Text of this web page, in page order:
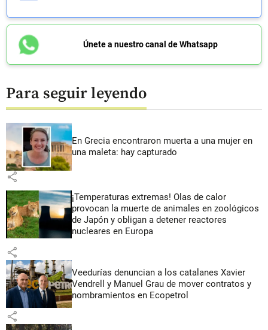
Únete a nuestro canal de Whatsapp
Para seguir leyendo
En Grecia encontraron muerta a una mujer en
una maleta: hay capturado
share
¡Temperaturas extremas! Olas de calor
provocan la muerte de animales en zoológicos
de Japón y obligan a detener reactores
nucleares en Europa
share
Veedurías denuncian a los catalanes Xavier
Vendrell y Manuel Grau de mover contratos y
nombramientos en Ecopetrol
share